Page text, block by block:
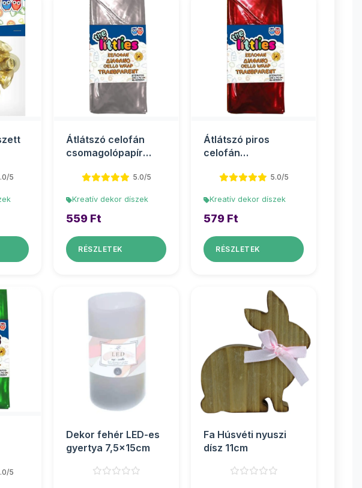
5
Átlátszó celofán
csomagolópapír
5.0/5
Kreatív dekor díszek
559 Ft
RÉSZLETEK
Átlátszó piros
celofán
70x100cm 2 ív5.0/5
Kreatív dekor díszek
579 Ft
RÉSZLETEK
5
Dekor fehér LED-es
gyertya 7,5x15cm
Fa Húsvéti nyuszi
dísz 11cm